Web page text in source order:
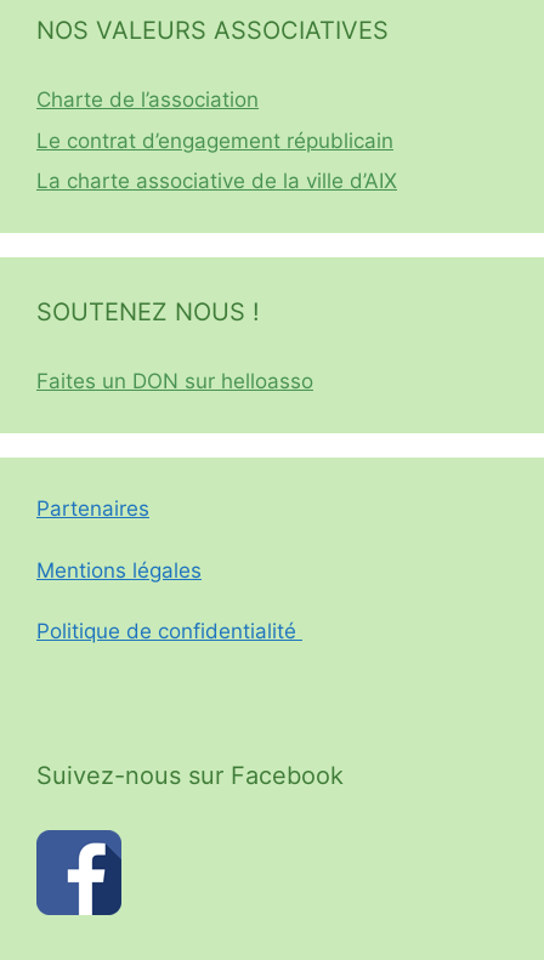
NOS VALEURS ASSOCIATIVES
Charte de l’association
Le contrat d’engagement républicain
La charte associative de la ville d’AIX
SOUTENEZ NOUS !
Faites un DON sur helloasso
Partenaires
Mentions légales
Politique de confidentialité
Suivez-nous sur Facebook